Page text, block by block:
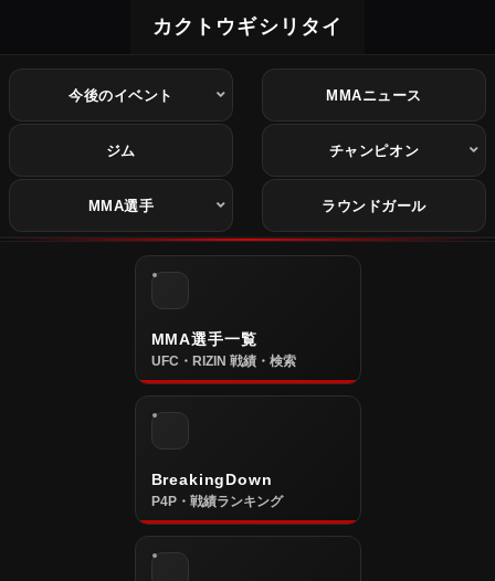
カクトウギシリタイ
今後のイベント MMAニュース
ジム チャンピオン
MMA選手 ラウンドガール
MMA選手一覧
UFC・RIZIN 戦績・検索
BreakingDown
P4P・戦績ランキング